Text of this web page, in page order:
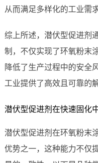
从而满足多样化的工业需求
综上所述，潜伏型促进剂
制，不仅实现了环氧粉末
降低了生产过程中的安全
工业提供了高效且可靠的
潜伏型促进剂在快速固化
潜伏型促进剂在环氧粉末
优势之一，这种能力不仅